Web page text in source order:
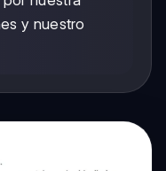
y nuestro